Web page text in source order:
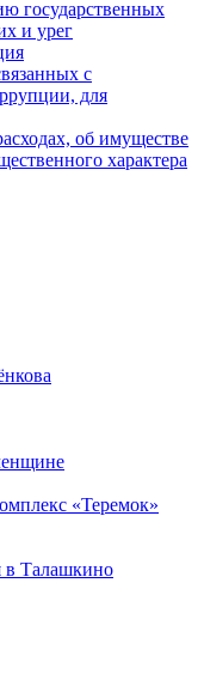
государственных
и урег
с
для
об имуществе
характера
«Теремок»
в Талашкино